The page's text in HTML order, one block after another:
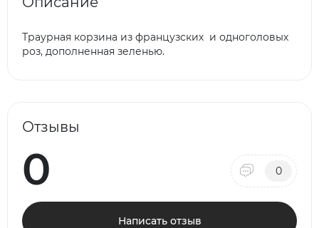
Траурная корзина из французских и одноголовых
роз, дополненная зеленью.
Отзывы
0 0
Написать отзыв